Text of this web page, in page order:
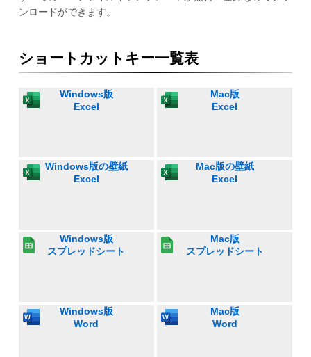
ンロードができます。
ショートカットキー一覧表
Windows版
Excel
Mac版
Excel
Windows版の壁紙
Excel
Mac版の壁紙
Excel
Windows版
スプレッドシート
Mac版
スプレッドシート
Windows版
Word
Mac版
Word